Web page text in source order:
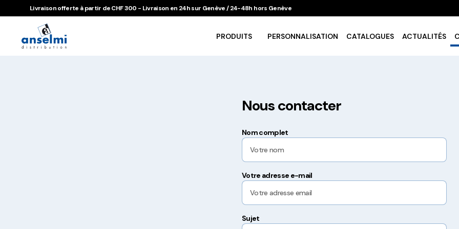
Aller au contenu
Aller à la navigation principale
Livraison offerte à partir de CHF 300 - Livraison en 24h sur Genève / 24-48h hors Genève
PRODUITS
Traiteur & Catering
Art De La Table
Cuisson Et Conservation
PERSONNALISATION CATALOGUES ACTUALITÉS
Nous contacter
Nom complet
Votre adresse e-mail
Sujet